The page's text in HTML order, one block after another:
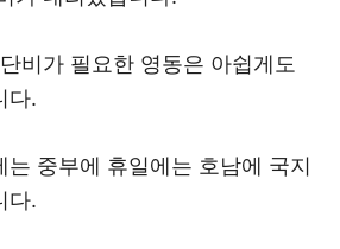
비가 필요한 영동은 아쉽게도
다.
는 중부에 휴일에는 호남에 국지
다.